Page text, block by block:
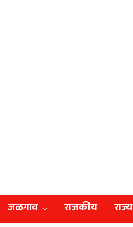
जळगाव राजकीय राज्य